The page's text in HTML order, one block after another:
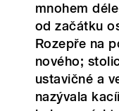
mnohem
od začátku
Rozepře na
nového;
ustavičné a
nazývala